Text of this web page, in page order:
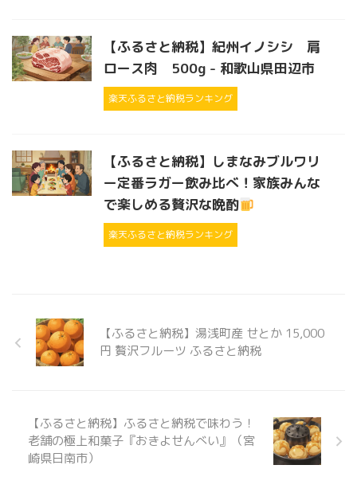
【ふるさと納税】紀州イノシシ 肩
ロース肉 500g - 和歌山県田辺市
楽天ふるさと納税ランキング
【ふるさと納税】しまなみブルワリ
ー定番ラガー飲み比べ！家族みんな
で楽しめる贅沢な晩酌
楽天ふるさと納税ランキング
【ふるさと納税】湯浅町産 せとか 15,000
円 贅沢フルーツ ふるさと納税
【ふるさと納税】ふるさと納税で味わう！
老舗の極上和菓子『おきよせんべい』（宮
崎県日南市）